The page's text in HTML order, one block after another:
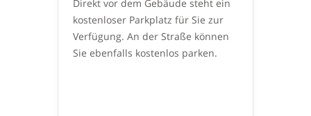
Direkt vor dem Gebäude steht ein
kostenloser Parkplatz für Sie zur
Verfügung. An der Straße können
Sie ebenfalls kostenlos parken.